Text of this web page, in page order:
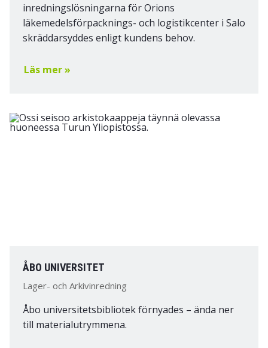
inredningslösningarna för Orions
läkemedelsförpacknings- och logistikcenter i Salo
skräddarsyddes enligt kundens behov.
Läs mer »
ÅBO UNIVERSITET
Lager- och Arkivinredning
Åbo universitetsbibliotek förnyades – ända ner
till materialutrymmena.